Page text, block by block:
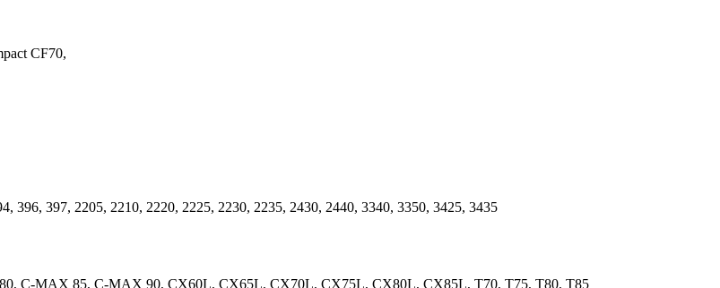
CF70,
396, 397, 2205, 2210, 2220, 2225, 2230, 2235, 2430, 2440, 3340, 3350, 3425, 3435
C-MAX 85, C-MAX 90, CX60L, CX65L, CX70L, CX75L, CX80L, CX85L, T70, T75, T80, T85